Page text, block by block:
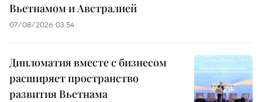
Вьетнамом и Австралией
07/08/2026 03:54
Дипломатия вместе с бизнесом
расширяет пространство
развития Вьетнама